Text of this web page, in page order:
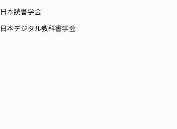
日本読書学会
日本デジタル教科書学会